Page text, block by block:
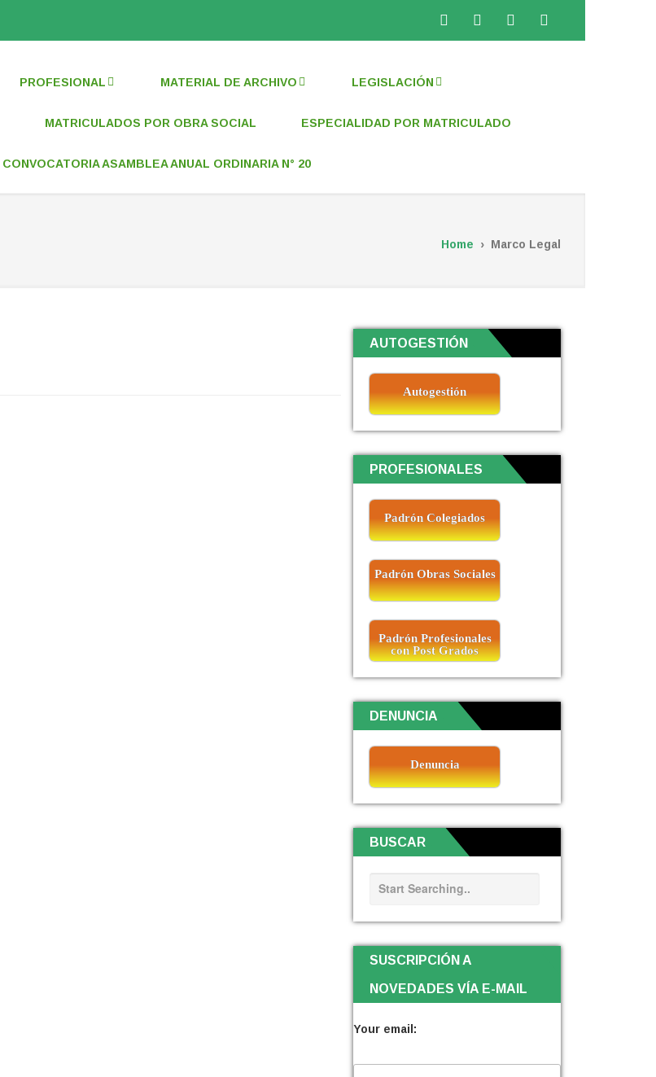
FacebookTwitterInstagramWhatsApp
DE MISIONES
PROFESIONAL MATERIAL DE ARCHIVO LEGISLACIÓN
MATRICULADOS POR OBRA SOCIAL ESPECIALIDAD POR MATRICULADO
CONVOCATORIA ASAMBLEA ANUAL ORDINARIA N° 20
Home › Marco Legal
AUTOGESTIÓN
Autogestión
PROFESIONALES
Padrón Colegiados
Padrón Obras Sociales
Padrón Profesionales
con Post Grados
DENUNCIA
Denuncia
BUSCAR
SUSCRIPCIÓN A
NOVEDADES VÍA E-MAIL
Your email: